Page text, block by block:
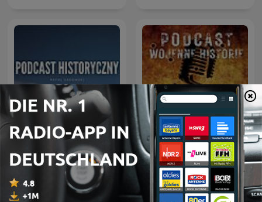
Podcast Historyczny Podcast Wojenne Historie